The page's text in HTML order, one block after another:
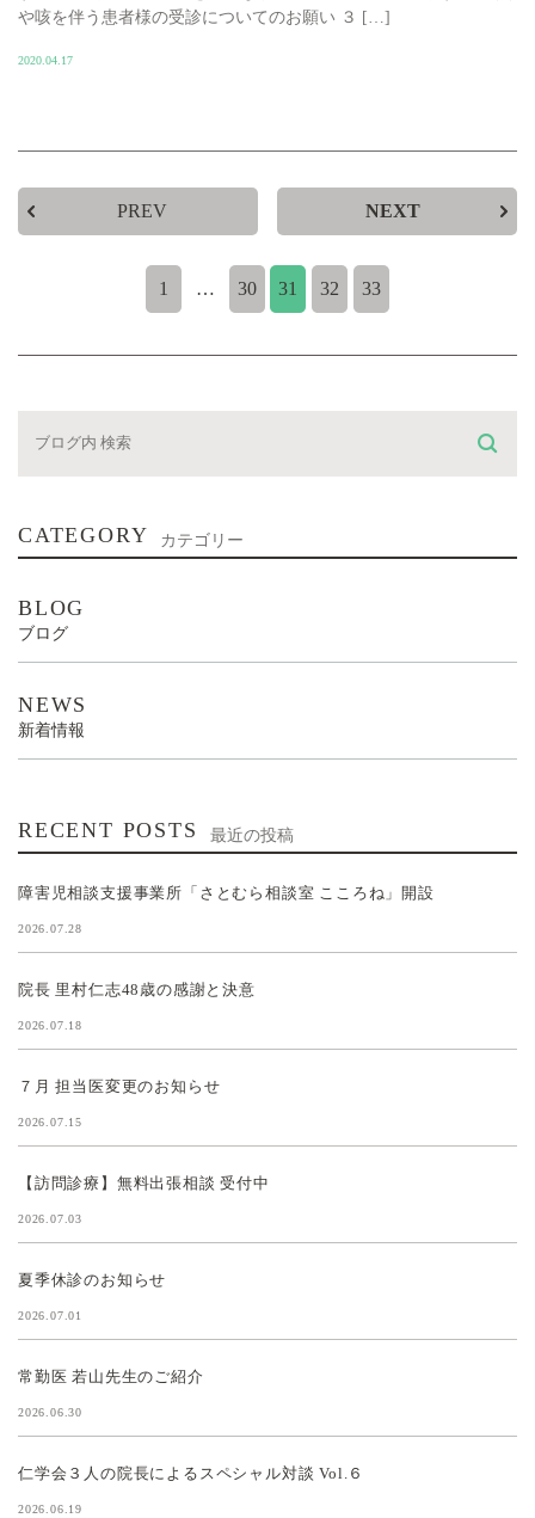
や咳を伴う患者様の受診についてのお願い ３ […]
2020.04.17
PREV
1 … 30 31 32 33
NEXT
CATEGORY カテゴリー
BLOG
ブログ
NEWS
新着情報
RECENT POSTS 最近の投稿
障害児相談支援事業所「さとむら相談室 こころね」開設
2026.07.28
院長 里村仁志48歳の感謝と決意
2026.07.18
７月 担当医変更のお知らせ
2026.07.15
【訪問診療】無料出張相談 受付中
2026.07.03
夏季休診のお知らせ
2026.07.01
常勤医 若山先生のご紹介
2026.06.30
仁学会３人の院長によるスペシャル対談 Vol.６
2026.06.19